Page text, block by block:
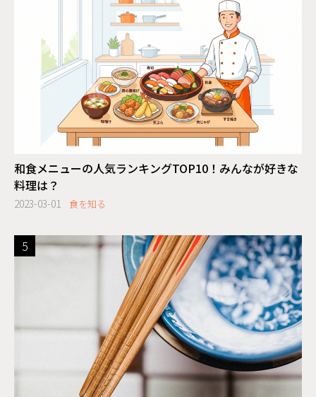
和食メニューの人気ランキングTOP10！みんなが好きな
料理は？
2023-03-01 食を知る